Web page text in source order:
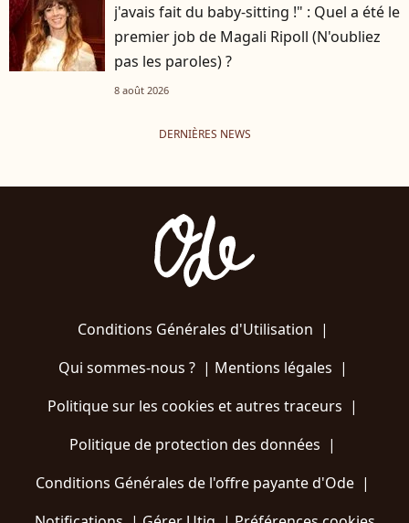
j'avais fait du baby-sitting !" : Quel a été le
premier job de Magali Ripoll (N'oubliez
pas les paroles) ?
8 août 2026
DERNIÈRES NEWS
Conditions Générales d'Utilisation |
Qui sommes-nous ?| Mentions légales |
Politique sur les cookies et autres traceurs |
Politique de protection des données |
Conditions Générales de l'offre payante d'Ode |